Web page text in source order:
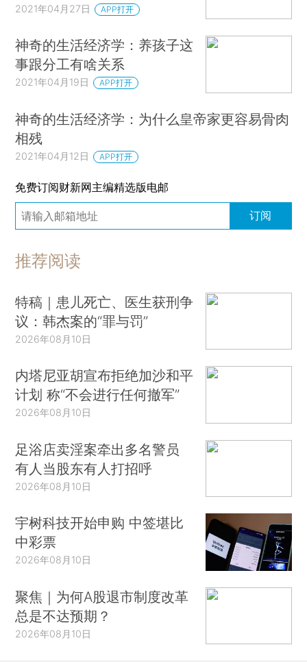
2021年04月27日 APP打开
神奇的生活经济学：养孩子这
事跟分工有啥关系
2021年04月19日 APP打开
神奇的生活经济学：为什么皇帝家更容易骨肉
相残
2021年04月12日 APP打开
免费订阅财新网主编精选版电邮
订阅
推荐阅读
特稿｜患儿死亡、医生获刑争
议：韩杰案的“罪与罚”
2026年08月10日
内塔尼亚胡宣布拒绝加沙和平
计划 称“不会进行任何撤军”
2026年08月10日
足浴店卖淫案牵出多名警员
有人当股东有人打招呼
2026年08月10日
宇树科技开始申购 中签堪比
中彩票
2026年08月10日
聚焦｜为何A股退市制度改革
总是不达预期？
2026年08月10日